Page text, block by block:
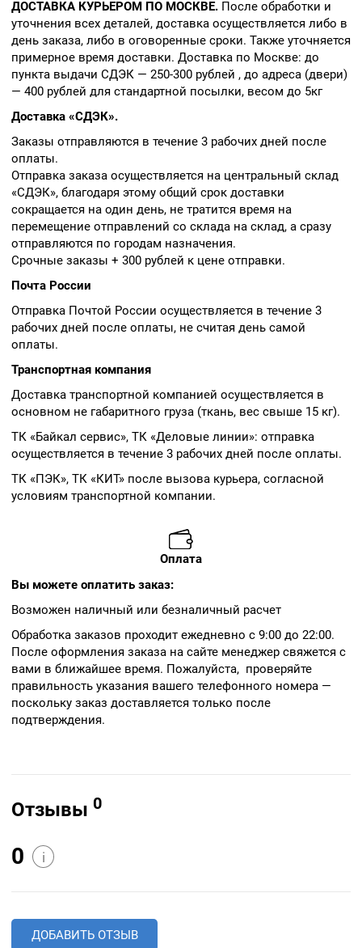
ДОСТАВКА КУРЬЕРОМ ПО МОСКВЕ. После обработки и
уточнения всех деталей, доставка осуществляется либо в
день заказа, либо в оговоренные сроки. Также уточняется
примерное время доставки. Доставка по Москве: до
пункта выдачи СДЭК — 250-300 рублей , до адреса (двери)
— 400 рублей для стандартной посылки, весом до 5кг
Доставка «СДЭК».
Заказы отправляются в течение 3 рабочих дней после
оплаты.
Отправка заказа осуществляется на центральный склад
«СДЭК», благодаря этому общий срок доставки
сокращается на один день, не тратится время на
перемещение отправлений со склада на склад, а сразу
отправляются по городам назначения.
Срочные заказы + 300 рублей к цене отправки.
Почта России
Отправка Почтой России осуществляется в течение 3
рабочих дней после оплаты, не считая день самой
оплаты.
Транспортная компания
Доставка транспортной компанией осуществляется в
основном не габаритного груза (ткань, вес свыше 15 кг).
ТК «Байкал сервис», ТК «Деловые линии»: отправка
осуществляется в течение 3 рабочих дней после оплаты.
ТК «ПЭК», ТК «КИТ» после вызова курьера, согласной
условиям транспортной компании.
Оплата
Вы можете оплатить заказ:
Возможен наличный или безналичный расчет
Обработка заказов проходит ежедневно с 9:00 до 22:00.
После оформления заказа на сайте менеджер свяжется с
вами в ближайшее время. Пожалуйста, проверяйте
правильность указания вашего телефонного номера —
поскольку заказ доставляется только после
подтверждения.
Отзывы 0
0 i
ДОБАВИТЬ ОТЗЫВ